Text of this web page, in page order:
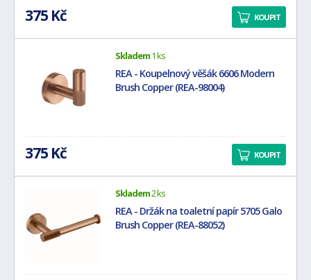
375 Kč KOUPIT
Skladem1 ks
REA - Koupelnový věšák 6606 Modern
Brush Copper (REA-98004)
375 Kč KOUPIT
Skladem2 ks
REA - Držák na toaletní papír 5705 Galo
Brush Copper (REA-88052)